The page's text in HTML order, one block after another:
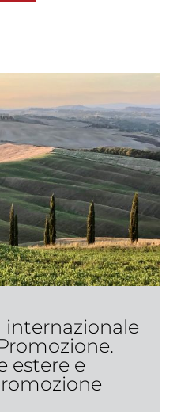
internazionale
estere e